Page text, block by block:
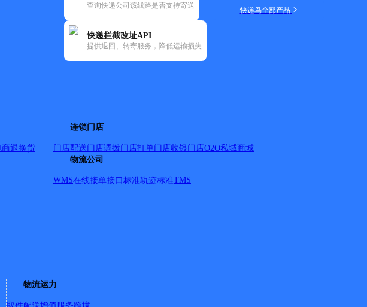
查询快递公司该线路是否支持寄送
快递拦截改址API
提供退回、转寄服务，降低运输损失
快递鸟全部产品
商退换货
连锁门店
门店配送门店调拨门店打单门店收银门店O2O私域商城
物流公司
WMS在线接单接口标准轨迹标准TMS
物流运力
道沃尔沃路12号
慧谷小镇小区；伊丽莎白花漾小区；盘古天地；沐熙大厦；科技鑫城；未来城；伊